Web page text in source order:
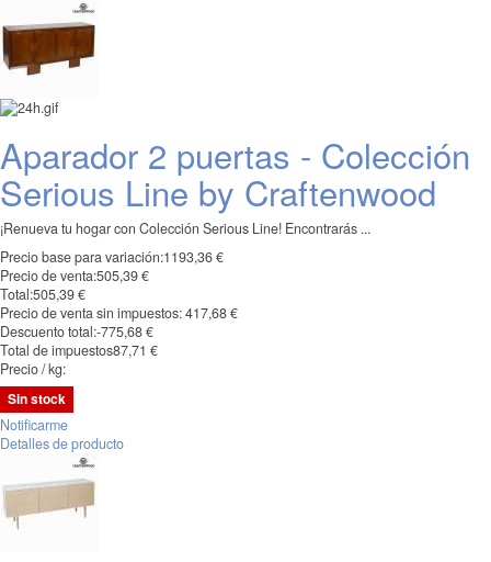
Aparador 2 puertas - Colección
Serious Line by Craftenwood
¡Renueva tu hogar con Colección Serious Line! Encontrarás ...
Precio base para variación:1193,36 €
Precio de venta:505,39 €
Total:505,39 €
Precio de venta sin impuestos:417,68 €
Descuento total:-775,68 €
Total de impuestos87,71 €
Precio / kg:
Sin stock
Notificarme
Detalles de producto